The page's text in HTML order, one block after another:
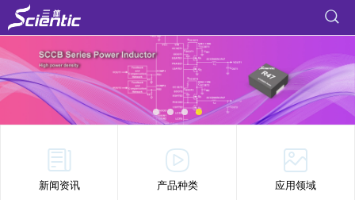
新闻资讯 产品种类 应用领域